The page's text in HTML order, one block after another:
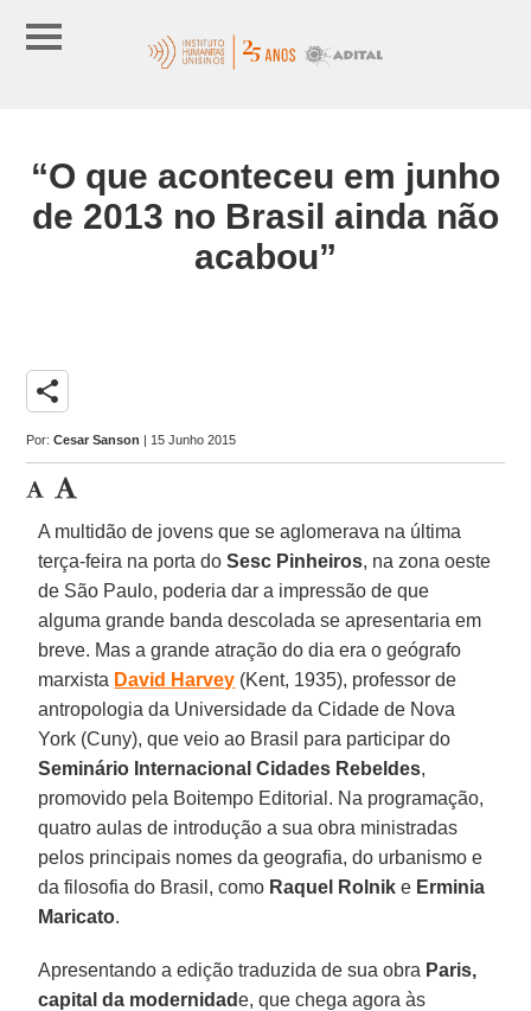
“O que aconteceu em junho
de 2013 no Brasil ainda não
acabou”
share
Por:Cesar Sanson | 15 Junho 2015
A multidão de jovens que se aglomerava na última
terça-feira na porta do Sesc Pinheiros, na zona oeste
de São Paulo, poderia dar a impressão de que
alguma grande banda descolada se apresentaria em
breve. Mas a grande atração do dia era o geógrafo
marxista David Harvey (Kent, 1935), professor de
antropologia da Universidade da Cidade de Nova
York (Cuny), que veio ao Brasil para participar do
Seminário Internacional Cidades Rebeldes,
promovido pela Boitempo Editorial. Na programação,
quatro aulas de introdução a sua obra ministradas
pelos principais nomes da geografia, do urbanismo e
da filosofia do Brasil, como Raquel Rolnik e Erminia
Maricato.
Apresentando a edição traduzida de sua obra Paris,
capital da modernidade, que chega agora às